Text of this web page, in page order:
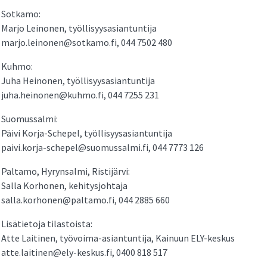
Sotkamo:
Marjo Leinonen, työllisyysasiantuntija
marjo.leinonen@sotkamo.fi, 044 7502 480
Kuhmo:
Juha Heinonen, työllisyysasiantuntija
juha.heinonen@kuhmo.fi, 044 7255 231
Suomussalmi:
Päivi Korja-Schepel, työllisyysasiantuntija
paivi.korja-schepel@suomussalmi.fi, 044 7773 126
Paltamo, Hyrynsalmi, Ristijärvi:
Salla Korhonen, kehitysjohtaja
salla.korhonen@paltamo.fi, 044 2885 660
Lisätietoja tilastoista:
Atte Laitinen, työvoima-asiantuntija, Kainuun ELY-keskus
atte.laitinen@ely-keskus.fi, 0400 818 517